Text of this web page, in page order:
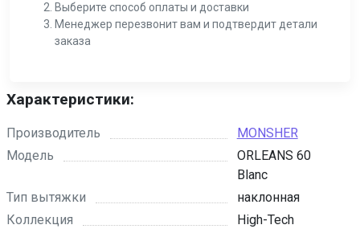
Выберите способ оплаты и доставки
Менеджер перезвонит вам и подтвердит детали
заказа
Характеристики:
Производитель
MONSHER
Модель
ORLEANS 60
Blanc
Тип вытяжки
наклонная
Коллекция
High-Tech